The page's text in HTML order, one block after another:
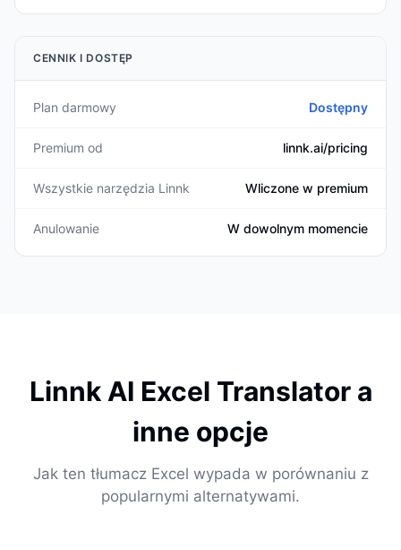
CENNIK I DOSTĘP
Plan darmowy Dostępny
Premium od linnk.ai/pricing
Wszystkie narzędzia Linnk Wliczone w premium
Anulowanie W dowolnym momencie
Linnk AI Excel Translator a
inne opcje
Jak ten tłumacz Excel wypada w porównaniu z
popularnymi alternatywami.